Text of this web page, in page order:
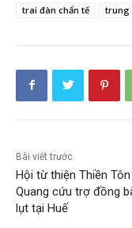
trai đàn chẩn tế
trung
Bài viết trước
Hội từ thiện Thiền
Quang cứu trợ đồng
lụt tại Huế